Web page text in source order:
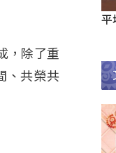
，除了重
、共榮共
平